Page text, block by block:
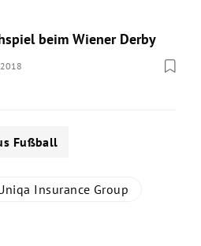
beim Wiener Derby
Fußball
Insurance Group